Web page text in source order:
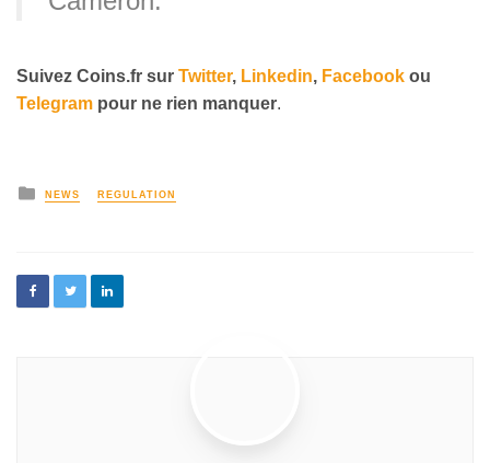
Suivez Coins.fr sur Twitter, Linkedin, Facebook ou
Telegram pour ne rien manquer.
NEWS REGULATION